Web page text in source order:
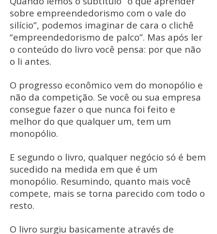
sobre empreendedorismo com o vale do
silício”, podemos imaginar de cara o clichê
“empreendedorismo de palco”. Mas após ler
o conteúdo do livro você pensa: por que não
o li antes.
O progresso econômico vem do monopólio e
não da competição. Se você ou sua empresa
consegue fazer o que nunca foi feito e
melhor do que qualquer um, tem um
monopólio.
E segundo o livro, qualquer negócio só é bem
sucedido na medida em que é um
monopólio. Resumindo, quanto mais você
compete, mais se torna parecido com todo o
resto.
O livro surgiu basicamente através de